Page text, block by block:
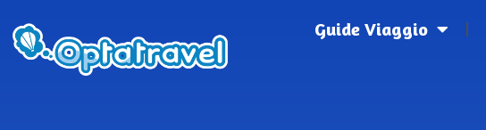
Guide Viaggio